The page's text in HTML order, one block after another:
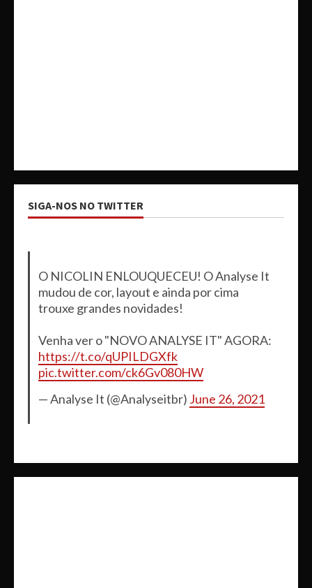
SIGA-NOS NO TWITTER
O NICOLIN ENLOUQUECEU! O Analyse It
mudou de cor, layout e ainda por cima
trouxe grandes novidades!
Venha ver o "NOVO ANALYSE IT" AGORA:
https://t.co/qUPILDGXfk
pic.twitter.com/ck6Gv080HW
— Analyse It (@Analyseitbr) June 26, 2021